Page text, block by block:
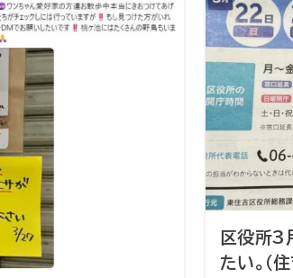
区役所3
たい。（